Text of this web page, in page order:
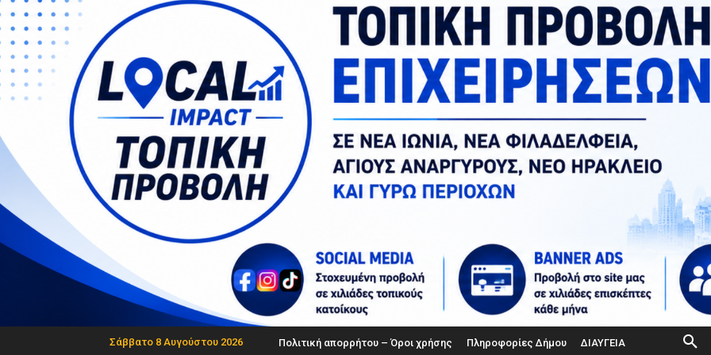
Σάββατο 8 Αυγούστου 2026 Πολιτική απορρήτου – Όροι χρήσης Πληροφορίες Δήμου ΔΙΑΥΓΕΙΑ